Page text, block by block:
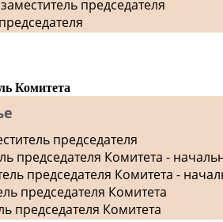
председателя
Комитета
председателя
председателя Комитета -
председателя Комитета -
председателя Комитета
председателя Комитета